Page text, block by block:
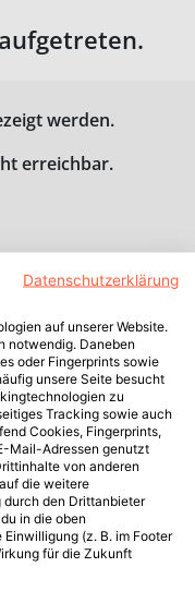
werden.
erreichbar.
Datenschutzerklärung
auf unserer Website.
notwendig. Daneben
oder Fingerprints sowie
unsere Seite besucht
zu
Tracking sowie auch
Cookies, Fingerprints,
Mail-Adressen genutzt
von anderen
die weitere
den Drittanbieter
in die oben
(z. B. im Footer
für die Zukunft